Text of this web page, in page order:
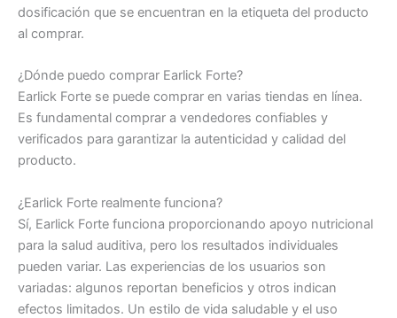
dosificación que se encuentran en la etiqueta del producto
al comprar.
¿Dónde puedo comprar Earlick Forte?
Earlick Forte se puede comprar en varias tiendas en línea.
Es fundamental comprar a vendedores confiables y
verificados para garantizar la autenticidad y calidad del
producto.
¿Earlick Forte realmente funciona?
Sí, Earlick Forte funciona proporcionando apoyo nutricional
para la salud auditiva, pero los resultados individuales
pueden variar. Las experiencias de los usuarios son
variadas: algunos reportan beneficios y otros indican
efectos limitados. Un estilo de vida saludable y el uso